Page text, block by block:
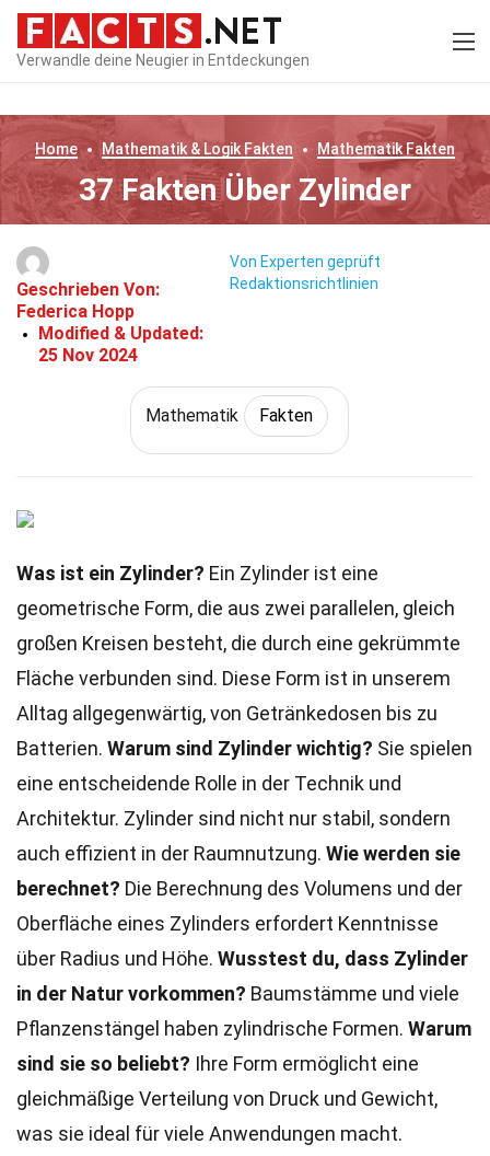
Verwandle deine Neugier in Entdeckungen
Home Mathematik & Logik Fakten Mathematik Fakten
37 Fakten Über Zylinder
Geschrieben Von:
Federica Hopp
Modified & Updated:
25 Nov 2024
Von Experten geprüft
Redaktionsrichtlinien
Mathematik Fakten
Was ist ein Zylinder? Ein Zylinder ist eine
geometrische Form, die aus zwei parallelen, gleich
großen Kreisen besteht, die durch eine gekrümmte
Fläche verbunden sind. Diese Form ist in unserem
Alltag allgegenwärtig, von Getränkedosen bis zu
Batterien. Warum sind Zylinder wichtig? Sie spielen
eine entscheidende Rolle in der Technik und
Architektur. Zylinder sind nicht nur stabil, sondern
auch effizient in der Raumnutzung. Wie werden sie
berechnet? Die Berechnung des Volumens und der
Oberfläche eines Zylinders erfordert Kenntnisse
über Radius und Höhe. Wusstest du, dass Zylinder
in der Natur vorkommen? Baumstämme und viele
Pflanzenstängel haben zylindrische Formen. Warum
sind sie so beliebt? Ihre Form ermöglicht eine
gleichmäßige Verteilung von Druck und Gewicht,
was sie ideal für viele Anwendungen macht.